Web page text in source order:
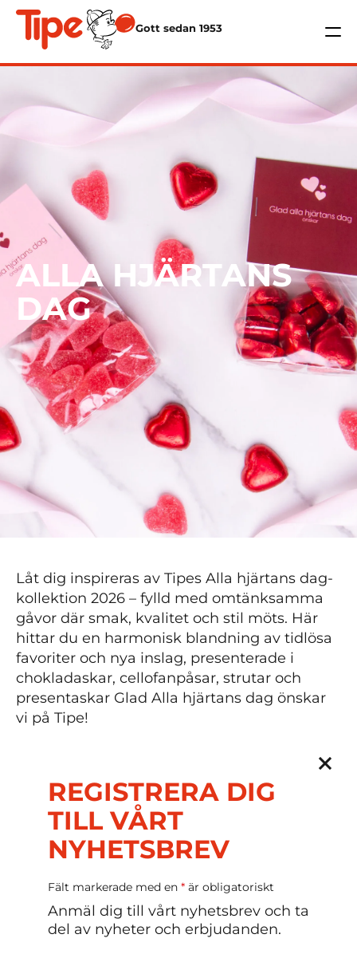
Gott sedan 1953
ALLA HJÄRTANS
DAG
Låt dig inspireras av Tipes Alla hjärtans dag-
kollektion 2026 – fylld med omtänksamma
gåvor där smak, kvalitet och stil möts. Här
hittar du en harmonisk blandning av tidlösa
favoriter och nya inslag, presenterade i
chokladaskar, cellofanpåsar, strutar och
presentaskar Glad Alla hjärtans dag önskar
vi på Tipe!
Cellofanpåse
Fönsterask
REGISTRERA DIG
TILL VÅRT
NYHETSBREV
Fält markerade med en * är obligatoriskt
Anmäl dig till vårt nyhetsbrev och ta
del av nyheter och erbjudanden.